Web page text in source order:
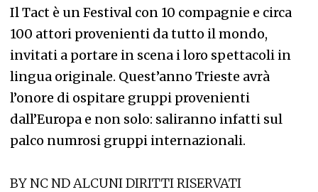
Il Tact è un Festival con 10 compagnie e circa
100 attori provenienti da tutto il mondo,
invitati a portare in scena i loro spettacoli in
lingua originale. Quest’anno Trieste avrà
l’onore di ospitare gruppi provenienti
dall’Europa e non solo: saliranno infatti sul
palco numrosi gruppi internazionali.
BY NC ND ALCUNI DIRITTI RISERVATI